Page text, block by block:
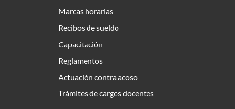
Marcas horarias
Recibos de sueldo
Capacitación
Reglamentos
Actuación contra acoso
Trámites de cargos docentes